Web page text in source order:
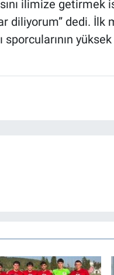
ilimize getirmek
diliyorum” dedi. İlk
sporcularının